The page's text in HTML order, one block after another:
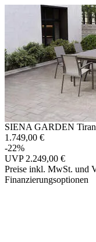
SIENA GARDEN
1.749,00 €
-22%
UVP 2.249,00 €
Preise inkl. MwSt. und
Finanzierungsoptionen